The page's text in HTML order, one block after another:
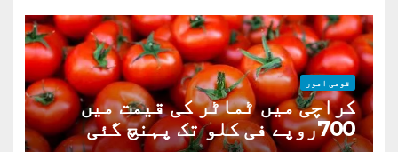
قومی امور
کراچی میں ٹماٹر کی قیمت میں
700روپے فی کلو تک پہنچ گئی